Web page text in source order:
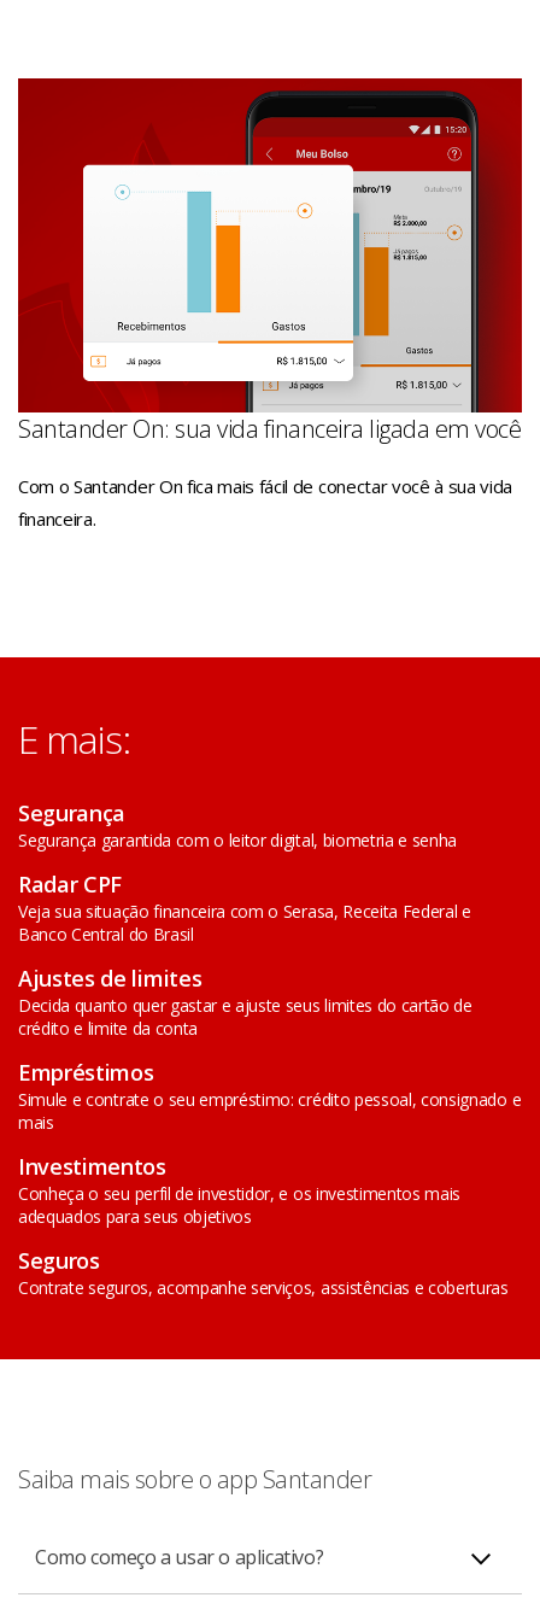
Santander On: sua vida financeira ligada em você
Com o Santander On fica mais fácil de conectar você à sua vida
financeira.
E mais:
Segurança
Segurança garantida com o leitor digital, biometria e senha
Radar CPF
Veja sua situação financeira com o Serasa, Receita Federal e
Banco Central do Brasil
Ajustes de limites
Decida quanto quer gastar e ajuste seus limites do cartão de
crédito e limite da conta
Empréstimos
Simule e contrate o seu empréstimo: crédito pessoal, consignado e
mais
Investimentos
Conheça o seu perfil de investidor, e os investimentos mais
adequados para seus objetivos
Seguros
Contrate seguros, acompanhe serviços, assistências e coberturas
Saiba mais sobre o app Santander
Como começo a usar o aplicativo?